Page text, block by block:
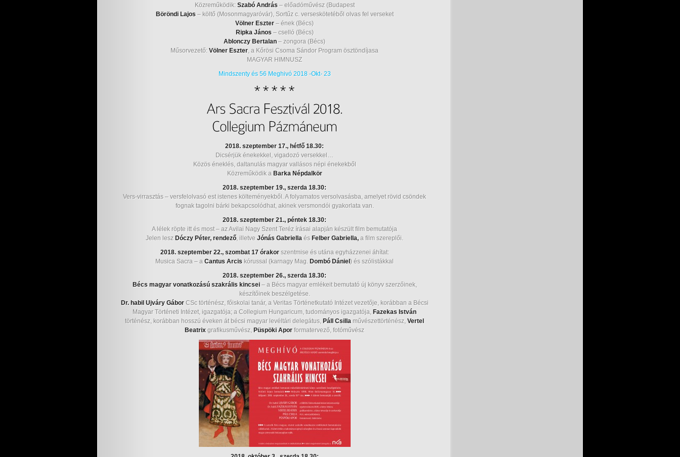
Közreműködik: Szabó András– előadóművész (Budapest
Böröndi Lajos– költő (Mosonmagyaróvár), Sortűz c. verseskötetéből olvas fel verseket
Völner Eszter – ének (Bécs)
Ripka János– cselló (Bécs)
Ablonczy Bertalan – zongora (Bécs)
Műsorvezető: Völner Eszter, a Kőrösi Csoma Sándor Program ösztöndíjasa
MAGYAR HIMNUSZ
Mindszenty és 56 Meghivó 2018 -Okt- 23
2018. szeptember 17., hétfő 18.30:
Dicsérjük énekekkel, vigadozó versekkel…
Közös éneklés, daltanulás magyar vallásos népi énekekből
Közreműködik a Barka Népdalkör
2018. szeptember 19., szerda 18.30:
Vers-virrasztás – versfelolvasó est istenes költeményekből. A folyamatos versolvasásba, amelyet rövid csöndek
fognak tagolni bárki bekapcsolódhat, akinek versmondói gyakorlata van.
2018. szeptember 21., péntek 18.30:
A lélek röpte itt és most – az Avilai Nagy Szent Teréz írásai alapján készült film bemutatója
Jelen lesz Dóczy Péter, rendező, illetve Jónás Gabriella és Felber Gabriella, a film szereplői.
2018. szeptember 22., szombat 17 órakorszentmise és utána egyházzenei áhítat:
Musica Sacra – a Cantus Arcis kórussal (karnagy Mag. Dombó Dániel ) és szólistákkal
2018. szeptember 26., szerda 18.30:
Bécs magyar vonatkozású szakrális kincsei– a Bécs magyar emlékeit bemutató új könyv szerzőinek,
készítőinek beszélgetése.
Dr. habil Ujváry GáborCSc történész, főiskolai tanár, a Veritas Történetkutató Intézet vezetője, korábban a Bécsi
Magyar Történeti Intézet, igazgatója; a Collegium Hungaricum, tudományos igazgatója, Fazekas István
történész, korábban hosszú éveken át bécsi magyar levéltári delegátus, Páll Csilla művészettörténész, Vertel
Beatrix grafikusművész, Püspöki Apor formatervező, fotóművész